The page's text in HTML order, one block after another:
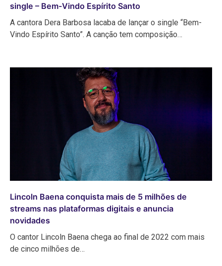
single – Bem-Vindo Espírito Santo
A cantora Dera Barbosa lacaba de lançar o single “Bem-
Vindo Espírito Santo”. A canção tem composição…
Lincoln Baena conquista mais de 5 milhões de
streams nas plataformas digitais e anuncia
novidades
O cantor Lincoln Baena chega ao final de 2022 com mais
de cinco milhões de…